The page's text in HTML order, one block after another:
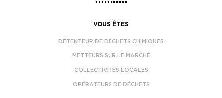
VOUS ÊTES
DÉTENTEUR DE DÉCHETS CHIMIQUES
METTEURS SUR LE MARCHÉ
COLLECTIVITÉS LOCALES
OPÉRATEURS DE DÉCHETS